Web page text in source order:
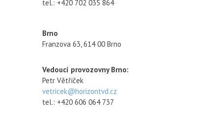
tel.: +420 702 035 864
Brno
Franzova 63, 614 00 Brno
Vedoucí provozovny Brno:
Petr Větříček
vetricek@horizontvd.cz
tel.: +420 606 064 737